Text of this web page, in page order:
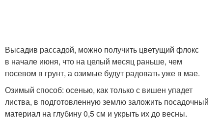
Высадив рассадой, можно получить цветущий флокс
в начале июня, что на целый месяц раньше, чем
посевом в грунт, а озимые будут радовать уже в мае.
Озимый способ: осенью, как только с вишен упадет
листва, в подготовленную землю заложить посадочный
материал на глубину 0,5 см и укрыть их до весны.